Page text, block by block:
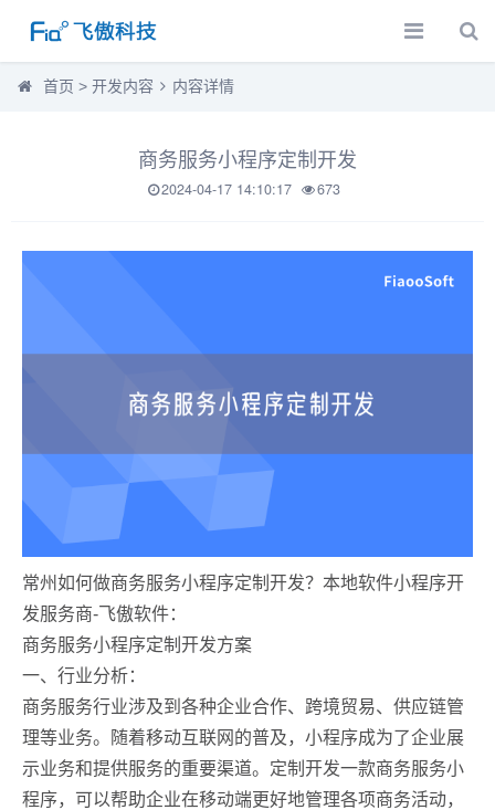
首页 > 开发内容 内容详情
商务服务小程序定制开发
2024-04-17 14:10:17 673
常州如何做商务服务小程序定制开发？本地软件小程序开
发服务商-飞傲软件：
商务服务小程序定制开发方案
一、行业分析：
商务服务行业涉及到各种企业合作、跨境贸易、供应链管
理等业务。随着移动互联网的普及，小程序成为了企业展
示业务和提供服务的重要渠道。定制开发一款商务服务小
程序，可以帮助企业在移动端更好地管理各项商务活动，